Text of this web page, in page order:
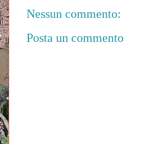
Nessun commento:
Posta un commento